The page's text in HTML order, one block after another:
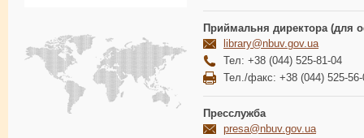
Приймальня директора (для
library@nbuv.gov.ua
Тел: +38 (044) 525-81-04
Тел./факс: +38 (044) 525-56-
Пресслужба
presa@nbuv.gov.ua